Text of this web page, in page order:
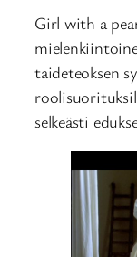
Girl with a
taideteoksen
selkeästi